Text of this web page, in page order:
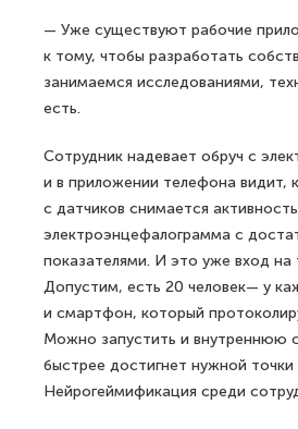
— Уже существуют рабочие
к тому, чтобы разработать
занимаемся исследованиями,
есть.
Сотрудник надевает обруч с
и в приложении телефона видит,
с датчиков снимается
электроэнцефалограмма с
показателями. И это уже вход на
Допустим, есть 20 человек— у
и смартфон, который
Можно запустить и внутреннюю
быстрее достигнет нужной
Нейрогеймификация среди